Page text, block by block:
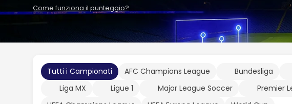
Come funziona il punteggio?
Tutti i Campionati AFC Champions League Bundesliga
Liga MX
Ligue 1 Major League Soccer Premier